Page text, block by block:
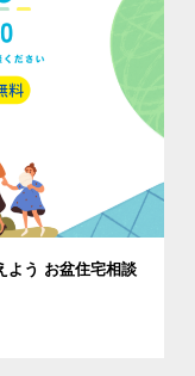
よう お盆住宅相談